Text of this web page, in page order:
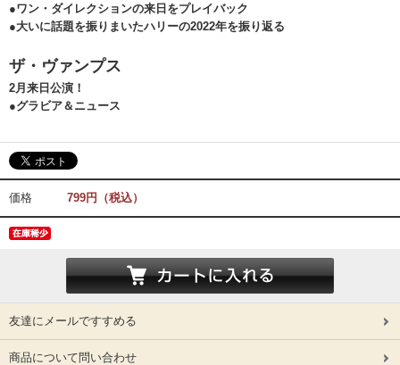
●ワン・ダイレクションの来日をプレイバック
●大いに話題を振りまいたハリーの2022年を振り返る
ザ・ヴァンプス
2月来日公演！
●グラビア＆ニュース
価格 799円（税込）
友達にメールですすめる
商品について問い合わせ